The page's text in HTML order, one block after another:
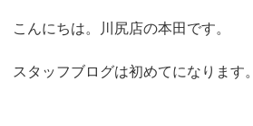
こんにちは。川尻店の本田です。
スタッフブログは初めてになります。